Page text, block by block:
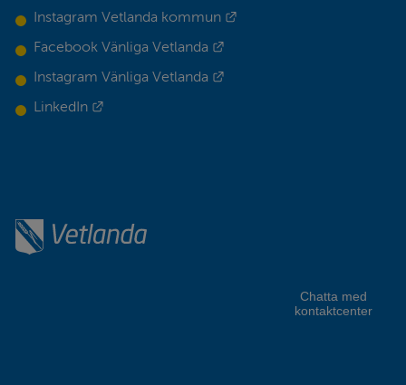
Instagram Vetlanda kommun
Facebook Vänliga Vetlanda
Instagram Vänliga Vetlanda
LinkedIn